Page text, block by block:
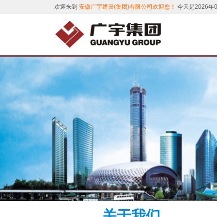
欢迎来到 安徽广宇建设(集团)有限公司欢迎您！ 今天是2026年